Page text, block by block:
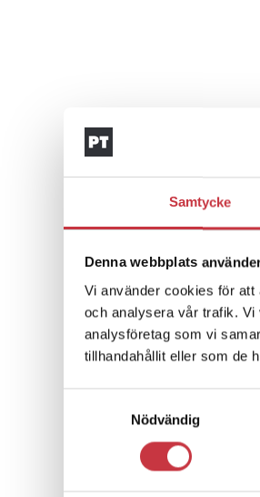
Samtycke
Denna webbplats
Vi använder cookies för att
och analysera vår trafik. Vi
analysföretag som vi
tillhandahållit eller som de
Nödvändig